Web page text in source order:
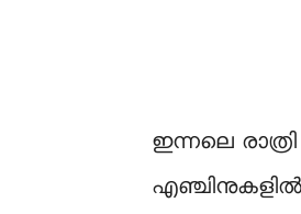
ഇന്നലെ
എഞ്ചിനുകളിൽ